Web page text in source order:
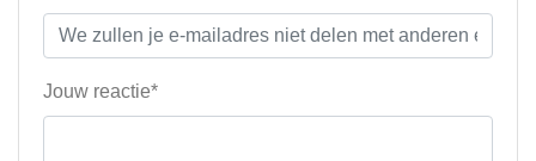
Jouw reactie*